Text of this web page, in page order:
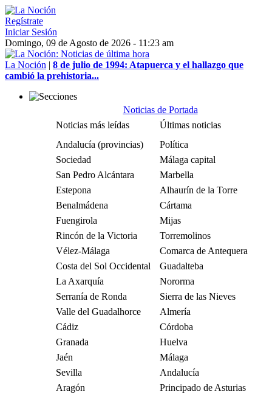
Regístrate
Iniciar Sesión
Domingo, 09 de Agosto de 2026 - 11:23 am
La Noción | 8 de julio de 1994: Atapuerca y el hallazgo que
cambió la prehistoria...
Noticias de Portada
Noticias más leídas
Últimas noticias
Andalucía (provincias)
Política
Sociedad
Málaga capital
San Pedro Alcántara
Marbella
Estepona
Alhaurín de la Torre
Benalmádena
Cártama
Fuengirola
Mijas
Rincón de la Victoria
Torremolinos
Vélez-Málaga
Comarca de Antequera
Costa del Sol Occidental
Guadalteba
La Axarquía
Nororma
Serranía de Ronda
Sierra de las Nieves
Valle del Guadalhorce
Almería
Cádiz
Córdoba
Granada
Huelva
Jaén
Málaga
Sevilla
Andalucía
Aragón
Principado de Asturias